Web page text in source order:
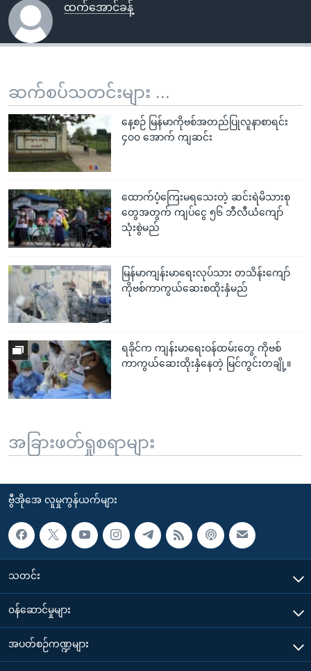
ထက်အောင်ခန့်
ဆက်စပ်သတင်းများ ...
နေ့စဉ် မြန်မာကိုဗစ်အတည်ပြုလူနာစာရင်း
၄၀၀ အောက် ကျဆင်း
ထောက်ပံ့ကြေးမရသေးတဲ့ ဆင်းရဲမိသားစု
တွေအတွက် ကျပ်ငွေ ၅၆ ဘီလီယံကျော်
သုံးစွဲမည်
မြန်မာကျန်းမာရေးလုပ်သား တသိန်းကျော်
ကိုဗစ်ကာကွယ်ဆေးစထိုးနှံမည်
ရခိုင်က ကျန်းမာရေးဝန်ထမ်းတွေ ကိုဗစ်
ကာကွယ်ဆေးထိုးနှံနေတဲ့ မြင်ကွင်းတချို့။
အခြားဖတ်ရှုစရာများ
ဗွီအိုအေ လူမှုကွန်ယက်များ
သတင်း
၀န်ဆောင်မှုများ
အပတ်စဉ်ကဏ္ဍများ